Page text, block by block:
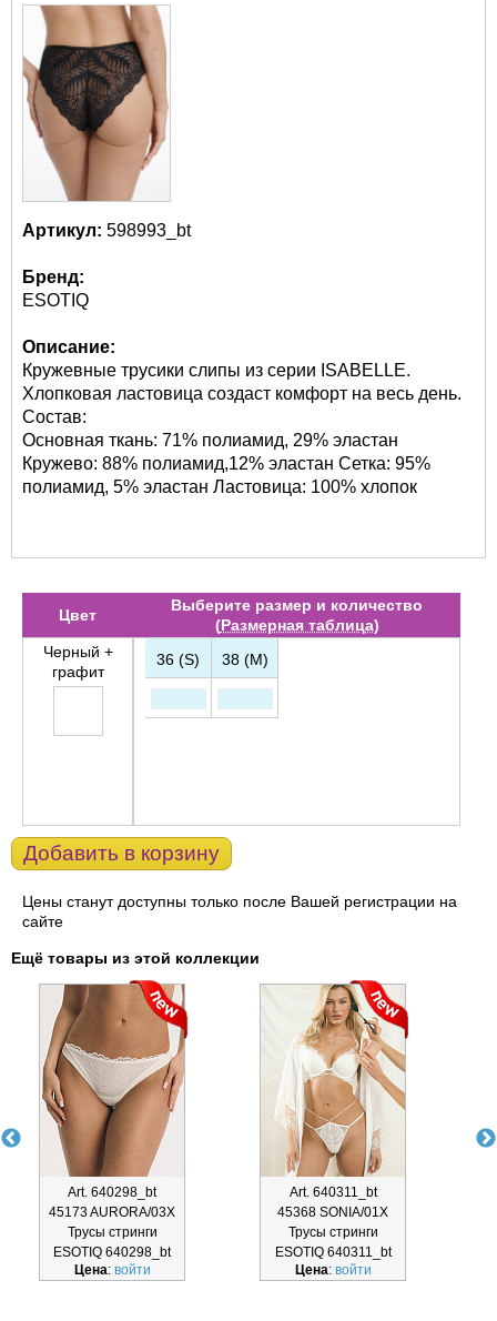
Артикул: 598993_bt
Бренд:
ESOTIQ
Описание:
Кружевные трусики слипы из серии ISABELLE.
Хлопковая ластовица создаст комфорт на весь день.
Состав:
Основная ткань: 71% полиамид, 29% эластан
Кружево: 88% полиамид,12% эластан Сетка: 95%
полиамид, 5% эластан Ластовица: 100% хлопок
Цвет
Выберите размер и количество
(Размерная таблица)
Черный +
графит
36 (S) 38 (M)
Добавить в корзину
Цены станут доступны только после Вашей регистрации на
сайте
Ещё товары из этой коллекции
Art. 640298_bt
45173 AURORA/03X
Трусы стринги
ESOTIQ 640298_bt
Цена: войти
Art. 640311_bt
45368 SONIA/01X
Трусы стринги
ESOTIQ 640311_bt
Цена: войти